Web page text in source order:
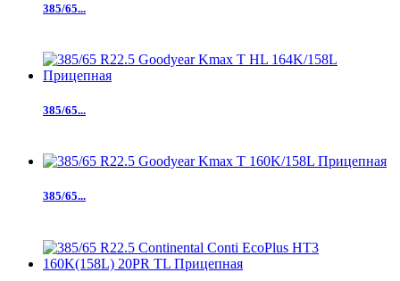
385/65...
385/65...
385/65...